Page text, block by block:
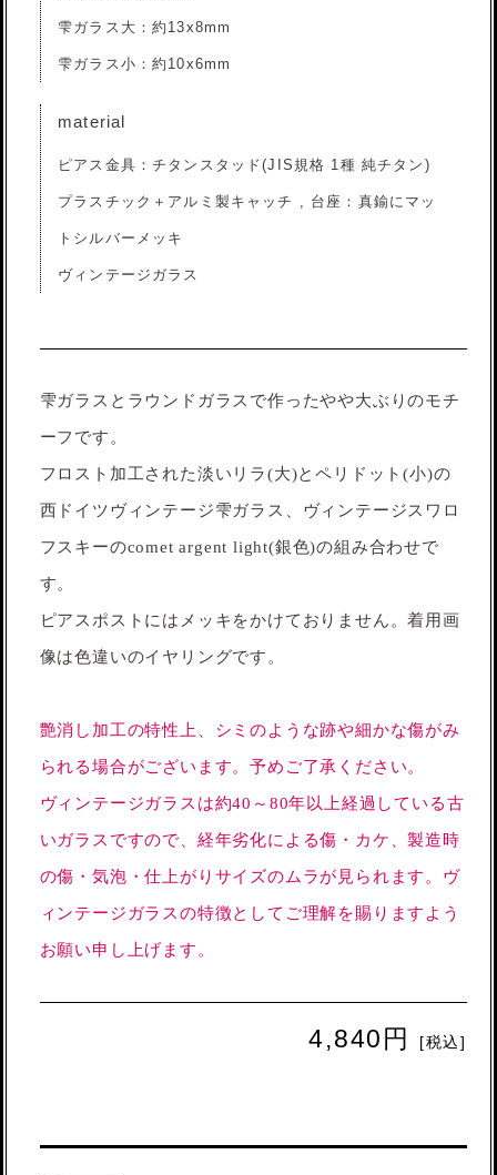
雫ガラス大：約13x8mm
雫ガラス小：約10x6mm
material
ピアス金具：チタンスタッド(JIS規格 1種 純チタン)
プラスチック＋アルミ製キャッチ , 台座：真鍮にマッ
トシルバーメッキ
ヴィンテージガラス
雫ガラスとラウンドガラスで作ったやや大ぶりのモチ
ーフです。
フロスト加工された淡いリラ(大)とペリドット(小)の
西ドイツヴィンテージ雫ガラス、ヴィンテージスワロ
フスキーのcomet argent light(銀色)の組み合わせで
す。
ピアスポストにはメッキをかけておりません。着用画
像は色違いのイヤリングです。
艶消し加工の特性上、シミのような跡や細かな傷がみ
られる場合がございます。予めご了承ください。
ヴィンテージガラスは約40～80年以上経過している古
いガラスですので、経年劣化による傷・カケ、製造時
の傷・気泡・仕上がりサイズのムラが見られます。ヴ
ィンテージガラスの特徴としてご理解を賜りますよう
お願い申し上げます。
4,840円 [税込]